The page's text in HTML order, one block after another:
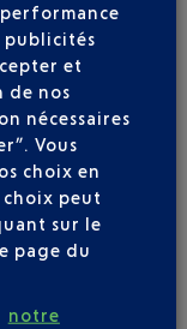
publicités
et
de nos
nécessaires
Vous
choix en
choix peut
sur le
page du
notre